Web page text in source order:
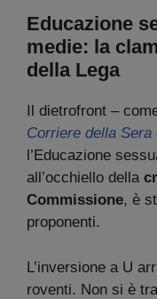
Educazione
medie: la
della Lega
Il dietrofront –
Corriere della Sera
l’Educazione
all’occhiello della
Commissione, è
proponenti.
L’inversione a U
roventi. Non si è